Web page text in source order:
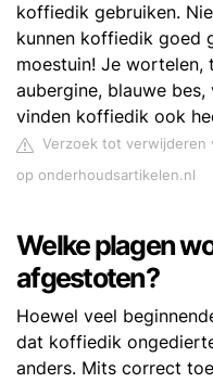
koffiedik gebruiken.
kunnen koffiedik goed
moestuin! Je wortelen,
aubergine, blauwe
vinden koffiedik ook
Verzoek tot verwijderen
op onderhoudsartikelen.nl
Welke plagen
afgestoten?
Hoewel veel
dat koffiedik
anders. Mits correct